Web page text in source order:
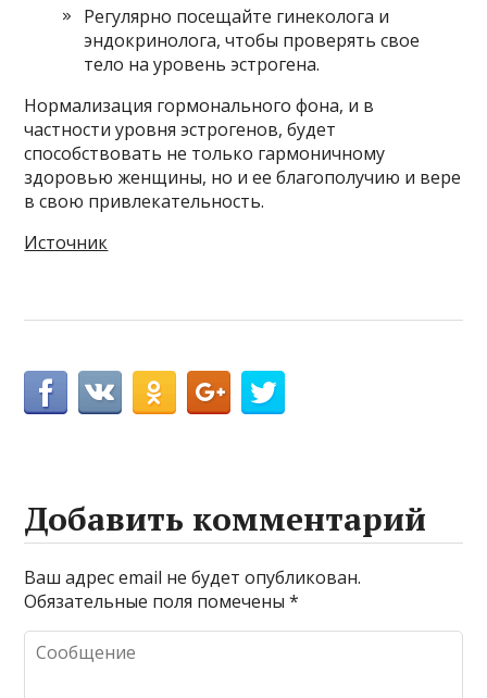
Регулярно посещайте гинеколога и
эндокринолога, чтобы проверять свое
тело на уровень эстрогена.
Нормализация гормонального фона, и в
частности уровня эстрогенов, будет
способствовать не только гармоничному
здоровью женщины, но и ее благополучию и вере
в свою привлекательность.
Источник
Добавить комментарий
Ваш адрес email не будет опубликован.
Обязательные поля помечены*